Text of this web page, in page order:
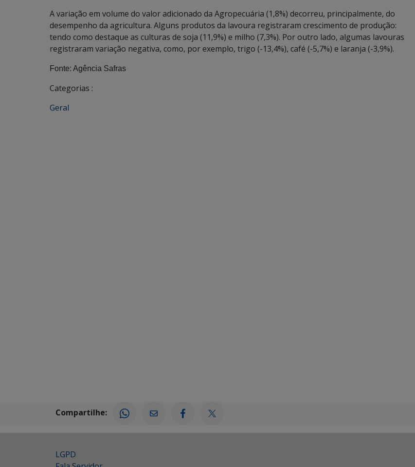
A variação em volume do valor adicionado da Agropecuária (1,8%) decorreu, principalmente, do
desempenho da agricultura. Alguns produtos da lavoura registraram crescimento de produção:
tendo como destaque as culturas de soja (11,9%) e milho (7,3%). Por outro lado, algumas lavouras
registraram variação negativa, como, por exemplo, trigo (-13,4%), café (-5,7%) e laranja (-3,9%).
Fonte: Agência Safras
Categorias :
Geral
Compartilhe:
LGPD